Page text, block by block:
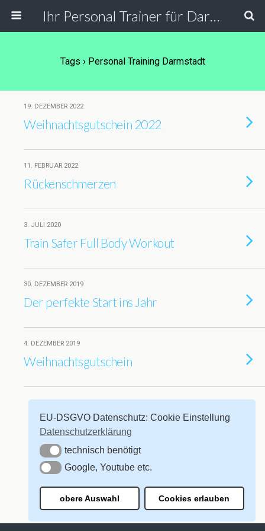
Ihr Personal Trainer für Darmstadt, Frankfurt und Umgebung. Personal Training in der PT Lounge, bei Ihnen zu Hause, in der Firma und Outdoor.
Tags › Personal Training Darmstadt
19. DEZEMBER 2022
Weihnachtsgutschein 2022
11. FEBRUAR 2022
Rückenschmerzen
3. JULI 2020
Train Safer Full Body Workout
30. DEZEMBER 2019
Der perfekte Start ins Jahr
4. DEZEMBER 2019
Weihnachtsgutschein
Mobil Desktop
EU-DSGVO Datenschutz: Cookie Einstellung
Datenschutzerklärung
technisch benötigt
technisch benötigt
Google, Youtube etc.
Google, Youtube etc.
obere Auswahl Cookies erlauben